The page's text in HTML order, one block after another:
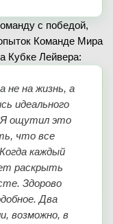
с победой,
Команде Мира
Кубке Лейвера:
не на жизнь, а
идеального
Я ощутил это
что все
каждый
раскрыть
Здорово
Два
возможно, в